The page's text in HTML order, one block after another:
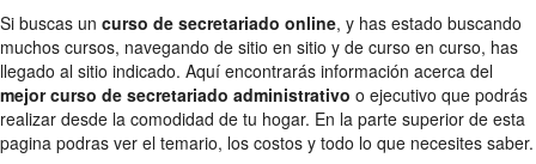
Si buscas un curso de secretariado online, y has estado buscando
muchos cursos, navegando de sitio en sitio y de curso en curso, has
llegado al sitio indicado. Aquí encontrarás información acerca del
mejor curso de secretariado administrativo o ejecutivo que podrás
realizar desde la comodidad de tu hogar. En la parte superior de esta
pagina podras ver el temario, los costos y todo lo que necesites saber.